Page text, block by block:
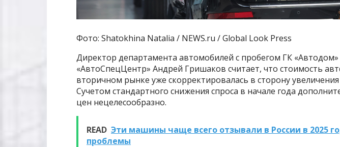
Фото: Shatokhina Natalia / NEWS.ru / Global Look Press
Директор департамента автомобилей с пробегом ГК
«АвтоСпецЦентр» Андрей Гришаков считает, что стоимость
вторичном рынке уже скорректировалась в сторону
Сучетом стандартного снижения спроса в начале года
цен нецелесообразно.
READ Эти машины чаще всего отзывали в России в 2025
проблемы